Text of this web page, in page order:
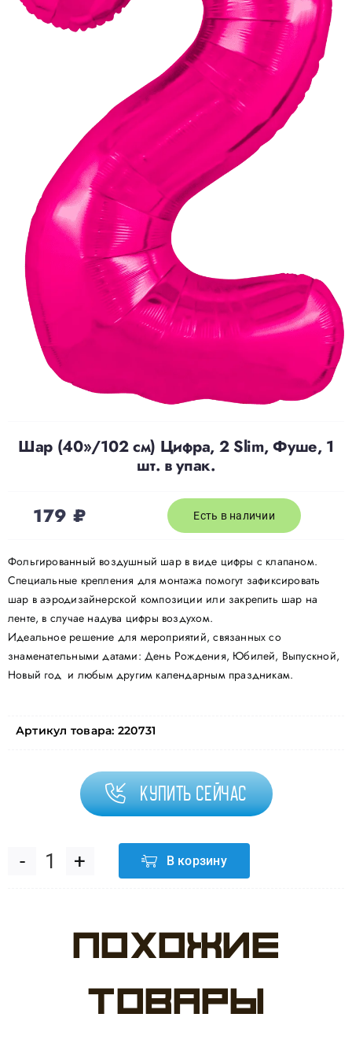
Доставка
Отзывы
Контакты
Политика конфиденциальности
Шар (40»/102 см) Цифра, 2 Slim, Фуше, 1
шт. в упак.
179 ₽ Есть в наличии
Фольгированный воздушный шар в виде цифры с клапаном.
Специальные крепления для монтажа помогут зафиксировать
шар в аэродизайнерской композиции или закрепить шар на
ленте, в случае надува цифры воздухом.
Идеальное решение для мероприятий, связанных со
знаменательными датами: День Рождения, Юбилей, Выпускной,
Новый год и любым другим календарным праздникам.
Артикул товара: 220731
Купить сейчас
Количество
Шар
В корзину
Похожие
товары